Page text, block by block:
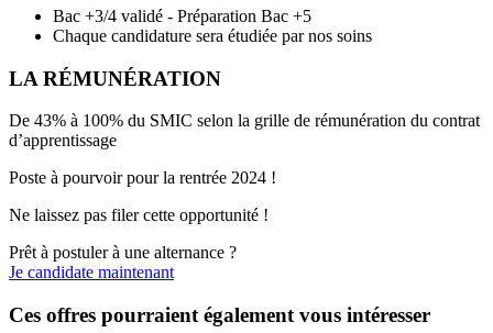
Bac +3/4 validé - Préparation Bac +5
Chaque candidature sera étudiée par nos soins
LA RÉMUNÉRATION
De 43% à 100% du SMIC selon la grille de rémunération du contrat
d’apprentissage
Poste à pourvoir pour la rentrée 2024 !
Ne laissez pas filer cette opportunité !
Prêt à postuler à une alternance ?
Je candidate maintenant
Ces offres pourraient également vous intéresser